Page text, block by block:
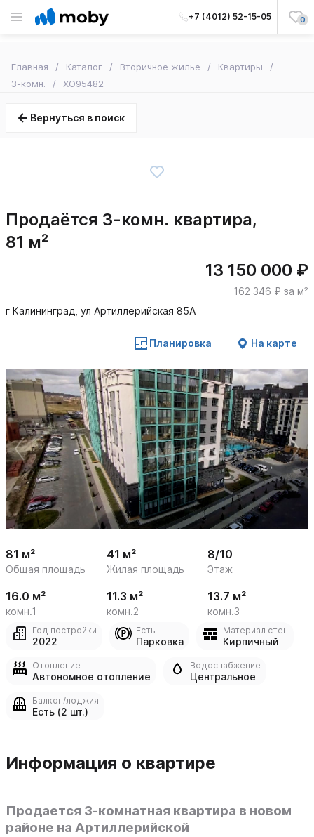
+7 (4012) 52-15-05 0
Главная Каталог Вторичное жилье
Квартиры
3-комн.
XO95482
Вернуться в поиск
Продаётся 3-комн. квартира,
81 м²
13 150 000 ₽
162 346 ₽ за м²
г Калининград, ул Артиллерийская 85А
Планировка На карте
1
/
10
81 м²
Общая площадь
41 м²
Жилая площадь
8/10
Этаж
16.0 м²
комн.1
11.3 м²
комн.2
13.7 м²
комн.3
Год постройки
2022
Есть
Парковка
Материал стен
Кирпичный
Отопление
Автономное отопление
Водоснабжение
Центральное
Балкон/лоджия
Есть (2 шт.)
Информация о квартире
Продается 3-комнатная квартира в новом
районе на Артиллерийской